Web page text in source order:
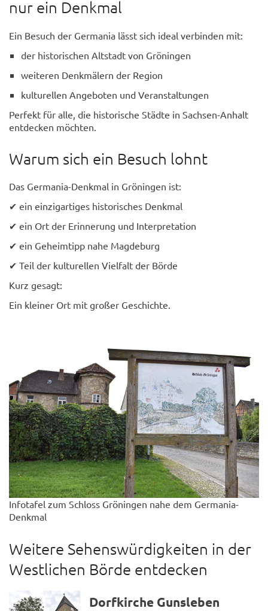
nur ein Denkmal
Ein Besuch der Germania lässt sich ideal verbinden mit:
der historischen Altstadt von Gröningen
weiteren Denkmälern der Region
kulturellen Angeboten und Veranstaltungen
Perfekt für alle, die historische Städte in Sachsen-Anhalt
entdecken möchten.
Warum sich ein Besuch lohnt
Das Germania-Denkmal in Gröningen ist:
✔ ein einzigartiges historisches Denkmal
✔ ein Ort der Erinnerung und Interpretation
✔ ein Geheimtipp nahe Magdeburg
✔ Teil der kulturellen Vielfalt der Börde
Kurz gesagt:
Ein kleiner Ort mit großer Geschichte.
Infotafel zum Schloss Gröningen nahe dem Germania-
Denkmal
Weitere Sehenswürdigkeiten in der
Westlichen Börde entdecken
Dorfkirche Gunsleben